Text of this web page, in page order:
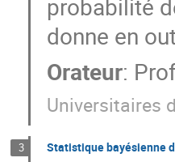
probabilité
donne en
Orateur:
Universitaires
3 Statistique bayésienne